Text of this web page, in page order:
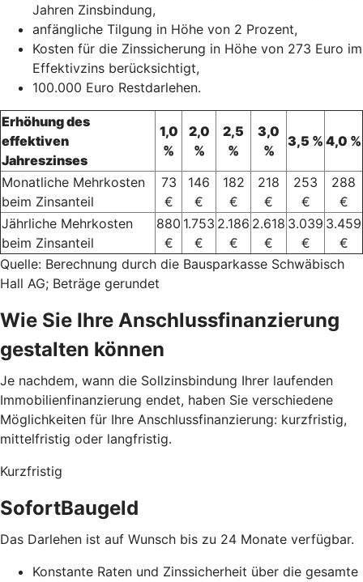
Jahren Zinsbindung,
anfängliche Tilgung in Höhe von 2 Prozent,
Kosten für die Zinssicherung in Höhe von 273 Euro im
Effektivzins berücksichtigt,
100.000 Euro Restdarlehen.
Erhöhung des
effektiven
Jahreszinses
1,0
%
2,0
%
2,5
%
3,0
%
3,5 % 4,0 %
Monatliche Mehrkosten
beim Zinsanteil
73
€
146
€
182
€
218
€
253
€
288
€
Jährliche Mehrkosten
beim Zinsanteil
880
€
1.753
€
2.186
€
2.618
€
3.039
€
3.459
€
Quelle: Berechnung durch die Bausparkasse Schwäbisch
Hall AG; Beträge gerundet
Wie Sie Ihre Anschlussfinanzierung
gestalten können
Je nachdem, wann die Sollzinsbindung Ihrer laufenden
Immobilienfinanzierung endet, haben Sie verschiedene
Möglichkeiten für Ihre Anschlussfinanzierung: kurzfristig,
mittelfristig oder langfristig.
Kurzfristig
SofortBaugeld
Das Darlehen ist auf Wunsch bis zu 24 Monate verfügbar.
Konstante Raten und Zinssicherheit über die gesamte